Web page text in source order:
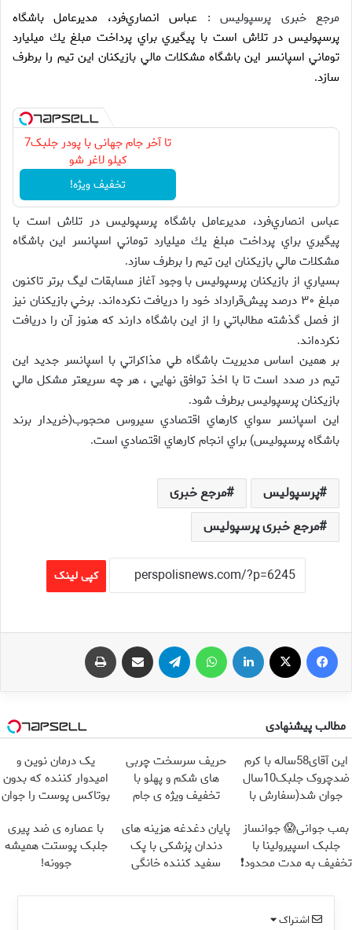
مرجع خبری پرسپولیس : عباس انصاري‌فرد، مديرعامل باشگاه
پرسپوليس در تلاش است با پيگيري براي پرداخت مبلغ يك ميليارد
توماني اسپانسر اين باشگاه مشكلات مالي بازيكنان اين تيم را برطرف
سازد.
تا آخر جام جهانی با پودر جلبک7
کیلو لاغر شو
تخفیف ویژه!
عباس انصاري‌فرد، مديرعامل باشگاه پرسپوليس در تلاش است با
پيگيري براي پرداخت مبلغ يك ميليارد توماني اسپانسر اين باشگاه
مشكلات مالي بازيكنان اين تيم را برطرف سازد.
بسياري از بازيكنان پرسپوليس با وجود آغاز مسابقات ليگ برتر تاكنون
مبلغ ۳۰ درصد پيش‌قرارداد خود را دريافت نكرده‌اند. برخي بازيكنان نيز
از فصل گذشته مطالباتي را از اين باشگاه دارند كه هنوز آن را دريافت
نكرده‌اند.
بر همين اساس مديريت باشگاه طي مذاكراتي با اسپانسر جديد اين
تيم در صدد است تا با اخذ توافق نهايي ، هر چه سريعتر مشكل مالي
بازيكنان پرسپوليس برطرف شود.
اين اسپانسر سواي كارهاي اقتصادي سيروس محجوب(خريدار برند
باشگاه پرسپوليس) براي انجام كارهاي اقتصادي است.
پرسپولیس
مرجع خبری
مرجع خبری پرسپولیس
کپی لینک
فیس بوک لینکدین تلگرام اشتراک گذاری از طریق ایمیل
مطالب پیشنهادی
این آقای58ساله با کرم
ضدچروک جلبک10سال
جوان شد(سفارش با
حریف سرسخت چربی
های شکم و پهلو با
تخفیف ویژه ی جام
یک درمان نوین و
امیدوار کننده که بدون
بوتاکس پوست را جوان
بمب جوانی😱 جوانساز
جلبک اسپیرولینا با
تخفیف به مدت محدود❗
پایان دغدغه هزینه های
دندان پزشکی با پک
سفید کننده خانگی
با عصاره ی ضد پیری
جلبک پوستت همیشه
جوونه!
اشتراک